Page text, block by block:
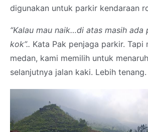
digunakan untuk parkir kendaraan
“Kalau mau naik…di atas masih ada
kok”.. Kata Pak penjaga parkir. Tapi
medan, kami memilih untuk
selanjutnya jalan kaki. Lebih tenang.